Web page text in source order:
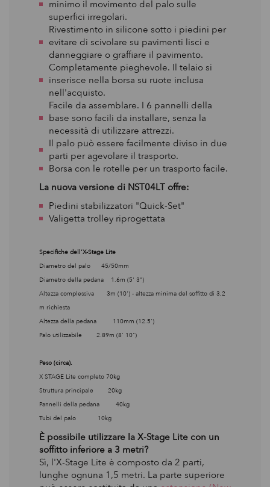
minimo il movimento del palo sulle
superfici irregolari.
Rivestimento in silicone sotto i piedini per
evitare di scivolare su pavimenti lisci e
danneggiare o graffiare il pavimento.
Completamente pieghevole. Il telaio si
inserisce nella borsa su ruote inclusa
nell'acquisto.
Facile da assemblare. I 6 pannelli della
base sono facili da installare, senza la
necessità di utilizzare attrezzi.
Il palo può essere facilmente diviso in due
parti per agevolare il trasporto.
Borsa con le rotelle per un trasporto facile.
La nuova versione di NST04LT offre:
Piedini stabilizzatori "Quick-Set"
Valigetta trolley riprogettata
Specifiche dell'X-Stage Lite
Diametro del palo 45/50mm
Diametro della pedana 1.6m (5' 3")
Altezza complessiva 3m (10') - altezza minima del soffitto di 3,2
m richiesta
Altezza della pedana 110mm (12.5')
Palo utilizzabile 2.89m (8' 10")
Peso (circa).
X STAGE Lite completo 70kg
Struttura principale 20kg
Pannelli della pedana 40kg
Tubi del palo 10kg
È possibile utilizzare la X-Stage Lite con un
soffitto inferiore a 3 metri?
Sì, l'X-Stage Lite è composto da 2 parti,
lunghe ognuna 1,5 metri. La parte superiore